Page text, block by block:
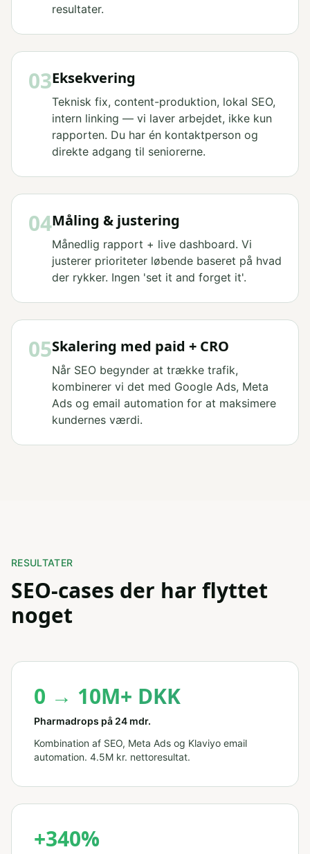
resultater.
03Eksekvering
Teknisk fix, content-produktion, lokal SEO,
intern linking — vi laver arbejdet, ikke kun
rapporten. Du har én kontaktperson og
direkte adgang til seniorerne.
04Måling & justering
Månedlig rapport + live dashboard. Vi
justerer prioriteter løbende baseret på hvad
der rykker. Ingen 'set it and forget it'.
05Skalering med paid + CRO
Når SEO begynder at trække trafik,
kombinerer vi det med Google Ads, Meta
Ads og email automation for at maksimere
kundernes værdi.
RESULTATER
SEO-cases der har flyttet
noget
0 → 10M+ DKK
Pharmadrops på 24 mdr.
Kombination af SEO, Meta Ads og Klaviyo email
automation. 4.5M kr. nettoresultat.
+340%